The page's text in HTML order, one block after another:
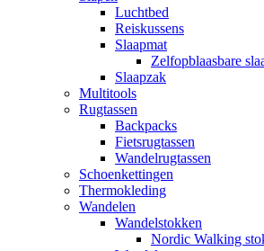
Luchtbed
Reiskussens
Slaapmat
Zelfopblaasbare
Slaapzak
Multitools
Rugtassen
Backpacks
Fietsrugtassen
Wandelrugtassen
Schoenkettingen
Thermokleding
Wandelen
Wandelstokken
Nordic Walking